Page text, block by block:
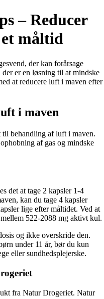
– Reducer
måltid
der kan forårsage
er en løsning til at mindske
at reducere luft i maven efter
i maven
behandling af luft i maven.
af gas og mindske
det at tage 2 kapsler 1-4
kan du tage 4 kapsler
lige efter måltidet. Ved at
522-2088 mg aktivt kul.
og ikke overskride den.
under 11 år, bør du kun
eller sundhedsplejerske.
fra Natur Drogeriet. Natur